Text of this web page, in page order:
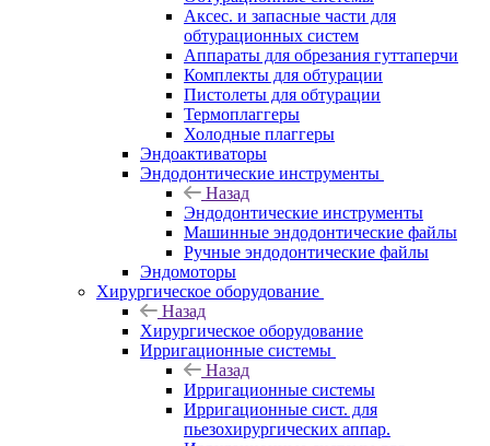
Аксес. и запасные части для
обтурационных систем
Аппараты для обрезания гуттаперчи
Комплекты для обтурации
Пистолеты для обтурации
Термоплаггеры
Холодные плаггеры
Эндоактиваторы
Эндодонтические инструменты
Назад
Эндодонтические инструменты
Машинные эндодонтические файлы
Ручные эндодонтические файлы
Эндомоторы
Хирургическое оборудование
Назад
Хирургическое оборудование
Ирригационные системы
Назад
Ирригационные системы
Ирригационные сист. для
пьезохирургических аппар.